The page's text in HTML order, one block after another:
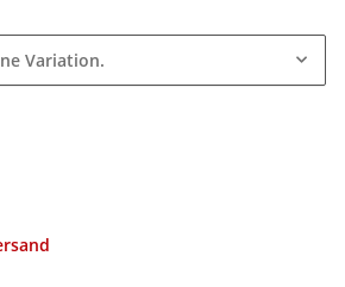
Variation.